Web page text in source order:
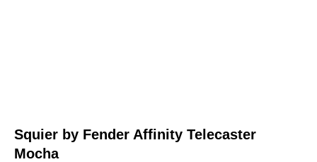
Squier by Fender Affinity Telecaster
Mocha